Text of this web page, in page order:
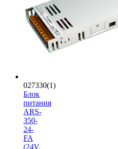
027330(1)
Блок
питания
ARS-
350-
24-
FA
(24V,